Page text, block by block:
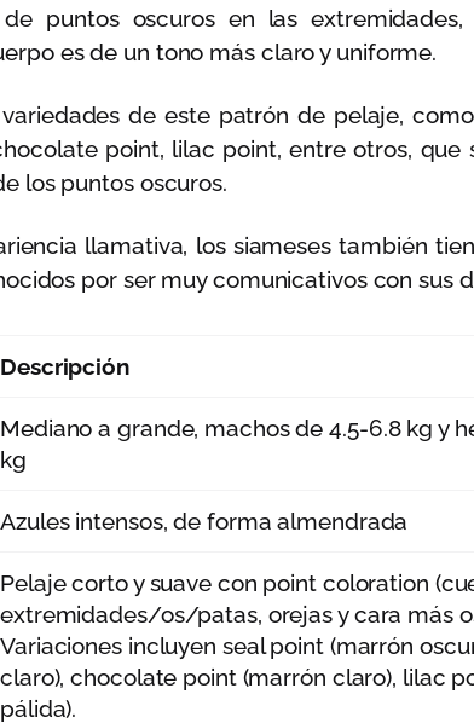
puntos oscuros en las extremidades,
es de un tono más claro y uniforme.
de este patrón de pelaje,
point, lilac point, entre otros, que
los puntos oscuros.
llamativa, los siameses también
por ser muy comunicativos con sus
Descripción
Mediano a grande, machos de 4.5-6.8 kg y
kg
Azules intensos, de forma almendrada
Pelaje corto y suave con point coloration
extremidades/os/patas, orejas y cara más
Variaciones incluyen seal point (marrón
claro), chocolate point (marrón claro), lilac
pálida).